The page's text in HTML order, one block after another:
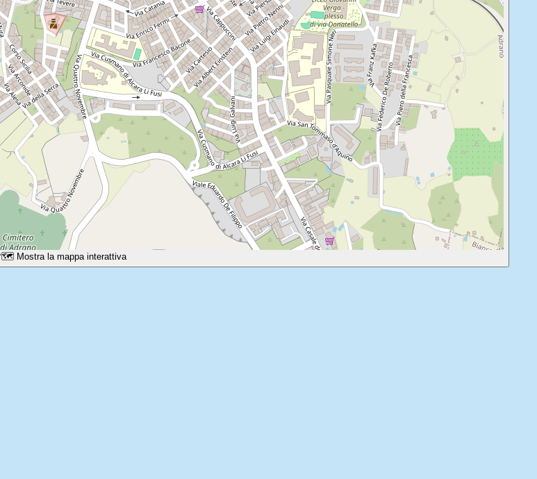
🗺️ Mostra la mappa interattiva